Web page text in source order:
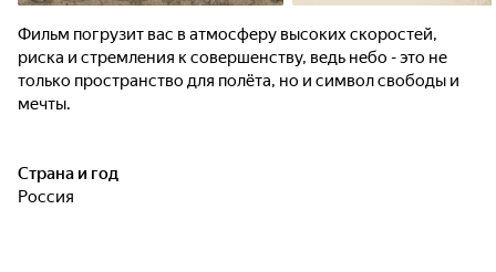
Фильм погрузит вас в атмосферу высоких скоростей,
риска и стремления к совершенству, ведь небо - это не
только пространство для полёта, но и символ свободы и
мечты.
Страна и год
Россия